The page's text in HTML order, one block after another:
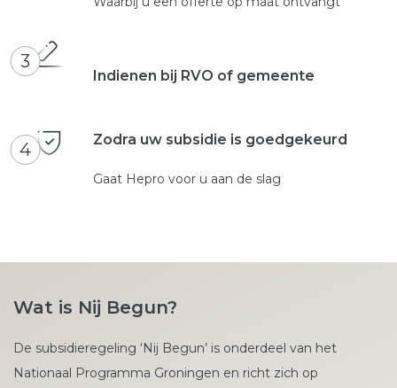
3
Indienen bij RVO of gemeente
4 Zodra uw subsidie is goedgekeurd
Gaat Hepro voor u aan de slag
Wat is Nij Begun?
De subsidieregeling ‘Nij Begun’ is onderdeel van het
Nationaal Programma Groningen en richt zich op